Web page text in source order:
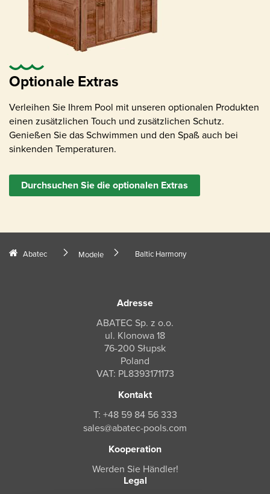
Optionale Extras
Verleihen Sie Ihrem Pool mit unseren optionalen Produkten
einen zusätzlichen Touch und zusätzlichen Schutz.
Genießen Sie das Schwimmen und den Spaß auch bei
sinkenden Temperaturen.
Durchsuchen Sie die optionalen Extras
Abatec Modele Baltic Harmony
Adresse
ABATEC Sp. z o.o.
ul. Klonowa 18
76-200 Słupsk
Poland
VAT: PL8393171173
Kontakt
T: +48 59 84 56 333
sales@abatec-pools.com
Kooperation
Werden Sie Händler!
Legal